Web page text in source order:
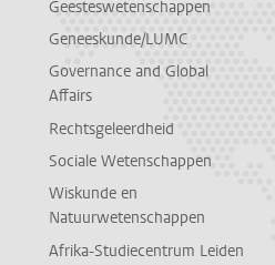
Geesteswetenschappen
Geneeskunde/LUMC
Governance and Global
Affairs
Rechtsgeleerdheid
Sociale Wetenschappen
Wiskunde en
Natuurwetenschappen
Afrika-Studiecentrum Leiden